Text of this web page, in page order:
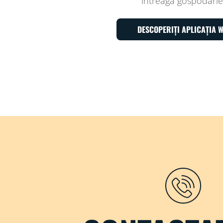
DESCOPERIȚI APLICAȚIA